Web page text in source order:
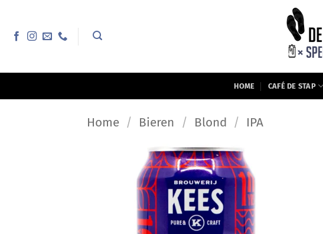
inhoud
HOME CAFÉ DE STAP
Home / Bieren / Blond / IPA